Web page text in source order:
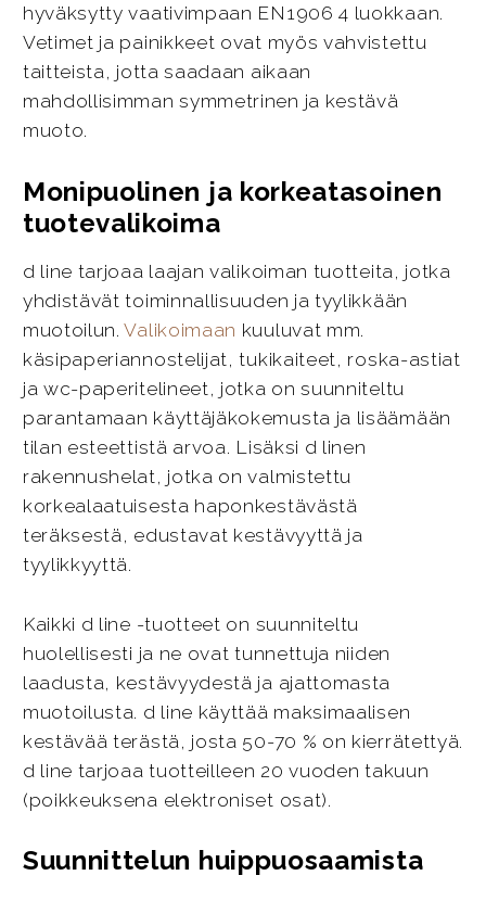
hyväksytty vaativimpaan EN1906 4 luokkaan.
Vetimet ja painikkeet ovat myös vahvistettu
taitteista, jotta saadaan aikaan
mahdollisimman symmetrinen ja kestävä
muoto.
Monipuolinen ja korkeatasoinen
tuotevalikoima
d line tarjoaa laajan valikoiman tuotteita, jotka
yhdistävät toiminnallisuuden ja tyylikkään
muotoilun.Valikoimaan kuuluvat mm.
käsipaperiannostelijat, tukikaiteet, roska-astiat
ja wc-paperitelineet, jotka on suunniteltu
parantamaan käyttäjäkokemusta ja lisäämään
tilan esteettistä arvoa. Lisäksi d linen
rakennushelat, jotka on valmistettu
korkealaatuisesta haponkestävästä
teräksestä, edustavat kestävyyttä ja
tyylikkyyttä.
Kaikki d line -tuotteet on suunniteltu
huolellisesti ja ne ovat tunnettuja niiden
laadusta, kestävyydestä ja ajattomasta
muotoilusta. d line käyttää maksimaalisen
kestävää terästä, josta 50-70 % on kierrätettyä.
d line tarjoaa tuotteilleen 20 vuoden takuun
(poikkeuksena elektroniset osat).
Suunnittelun huippuosaamista